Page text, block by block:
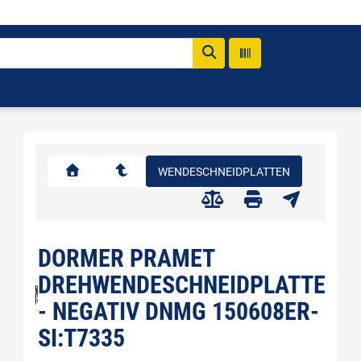
WENDESCHNEIDPLATTEN
DORMER PRAMET
DREHWENDESCHNEIDPLATTE
- NEGATIV DNMG 150608ER-
SI:T7335